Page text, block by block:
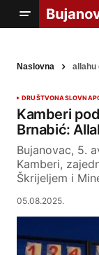
Naslovna allahu
DRUŠTVONASLOVNA
Kamberi
Brnabić:
Bujanovac, 5.
Kamberi,
Škrijeljem i
05.08.2025.